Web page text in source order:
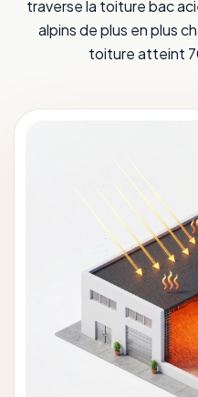
traverse la toiture bac
alpins de plus en plus
toiture atteint